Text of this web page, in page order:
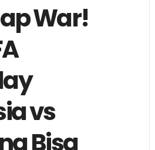
War!
vs
Bisa